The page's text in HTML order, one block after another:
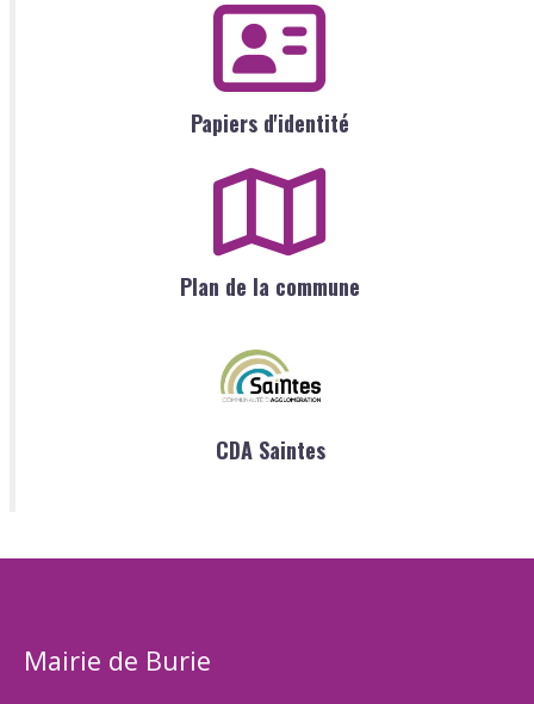
Papiers d'identité
Plan de la commune
CDA Saintes
Mairie de Burie